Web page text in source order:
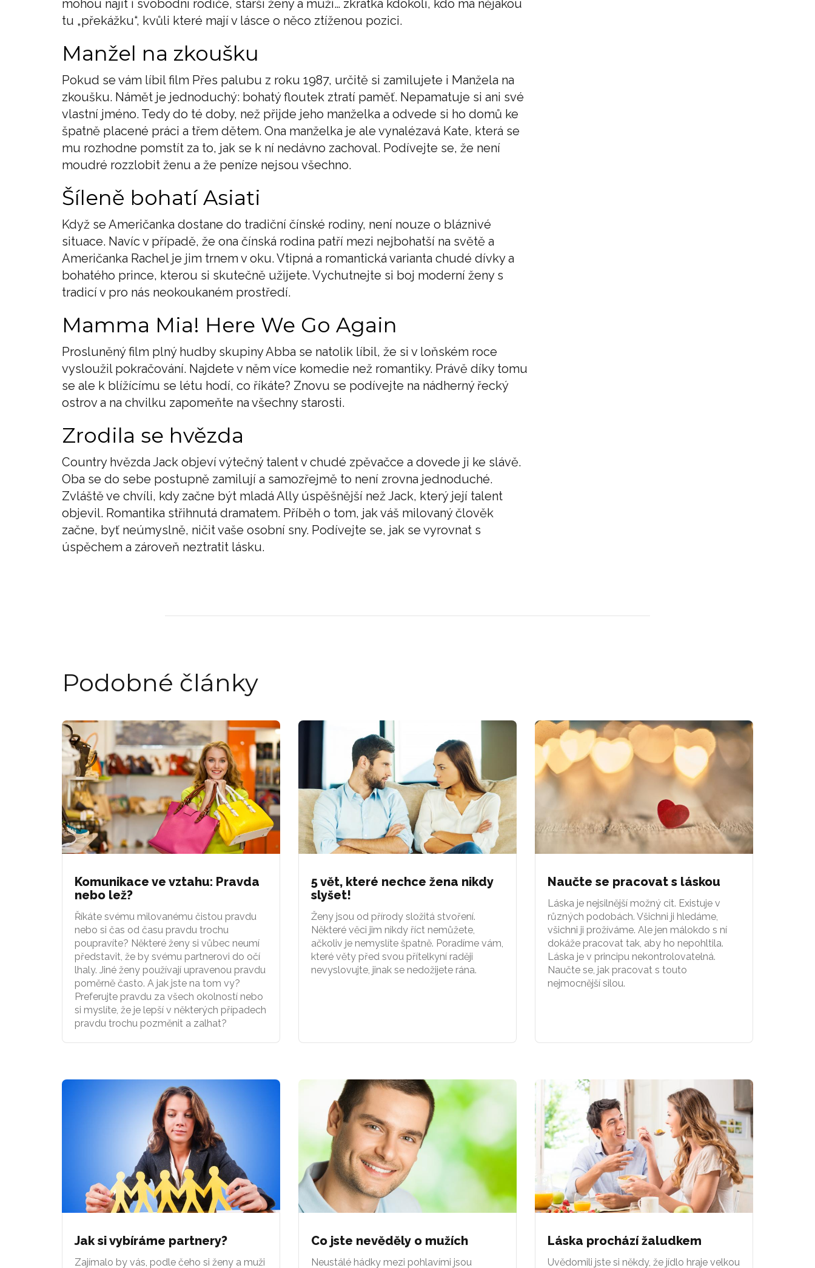
mohou najít i svobodní rodiče, starší ženy a muži… zkrátka kdokoli, kdo má nějakou
tu „překážku“, kvůli které mají v lásce o něco ztíženou pozici.
Manžel na zkoušku
Pokud se vám líbil film Přes palubu z roku 1987, určitě si zamilujete i Manžela na
zkoušku. Námět je jednoduchý: bohatý floutek ztratí paměť. Nepamatuje si ani své
vlastní jméno. Tedy do té doby, než přijde jeho manželka a odvede si ho domů ke
špatně placené práci a třem dětem. Ona manželka je ale vynalézavá Kate, která se
mu rozhodne pomstít za to, jak se k ní nedávno zachoval. Podívejte se, že není
moudré rozzlobit ženu a že peníze nejsou všechno.
Šíleně bohatí Asiati
Když se Američanka dostane do tradiční čínské rodiny, není nouze o bláznivé
situace. Navíc v případě, že ona čínská rodina patří mezi nejbohatší na světě a
Američanka Rachel je jim trnem v oku. Vtipná a romantická varianta chudé dívky a
bohatého prince, kterou si skutečně užijete. Vychutnejte si boj moderní ženy s
tradicí v pro nás neokoukaném prostředí.
Mamma Mia! Here We Go Again
Prosluněný film plný hudby skupiny Abba se natolik líbil, že si v loňském roce
vysloužil pokračování. Najdete v něm více komedie než romantiky. Právě díky tomu
se ale k blížícímu se létu hodí, co říkáte? Znovu se podívejte na nádherný řecký
ostrov a na chvilku zapomeňte na všechny starosti.
Zrodila se hvězda
Country hvězda Jack objeví výtečný talent v chudé zpěvačce a dovede ji ke slávě.
Oba se do sebe postupně zamilují a samozřejmě to není zrovna jednoduché.
Zvláště ve chvíli, kdy začne být mladá Ally úspěšnější než Jack, který její talent
objevil. Romantika střihnutá dramatem. Příběh o tom, jak váš milovaný člověk
začne, byť neúmyslně, ničit vaše osobní sny. Podívejte se, jak se vyrovnat s
úspěchem a zároveň neztratit lásku.
Podobné články
Komunikace ve vztahu: Pravda
nebo lež?
Říkáte svému milovanému čistou pravdu
nebo si čas od času pravdu trochu
poupravíte? Některé ženy si vůbec neumí
představit, že by svému partnerovi do očí
lhaly. Jiné ženy používají upravenou pravdu
poměrně často. A jak jste na tom vy?
Preferujte pravdu za všech okolností nebo
si myslíte, že je lepší v některých případech
pravdu trochu pozměnit a zalhat?
5 vět, které nechce žena nikdy
slyšet!
Ženy jsou od přírody složitá stvoření.
Některé věci jim nikdy říct nemůžete,
ačkoliv je nemyslíte špatně. Poradíme vám,
které věty před svou přítelkyní raději
nevyslovujte, jinak se nedožijete rána.
Naučte se pracovat s láskou
Láska je nejsilnější možný cit. Existuje v
různých podobách. Všichni ji hledáme,
všichni ji prožíváme. Ale jen málokdo s ní
dokáže pracovat tak, aby ho nepohltila.
Láska je v principu nekontrolovatelná.
Naučte se, jak pracovat s touto
nejmocnější silou.
Jak si vybíráme partnery?
Zajímalo by vás, podle čeho si ženy a muži
Co jste nevěděly o mužích
Neustálé hádky mezi pohlavími jsou
Láska prochází žaludkem
Uvědomili jste si někdy, že jídlo hraje velkou